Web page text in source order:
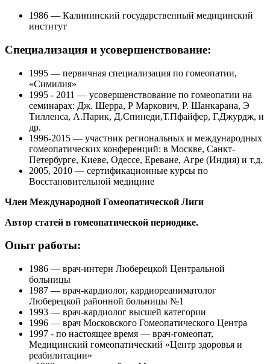
1986 — Калининский государственный медицинский
институт
Специализация и усовершенствование:
1995 — первичная специализация по гомеопатии,
«Симилия»
1995 - 2011 — усовершенствование по гомеопатии на
семинарах: Дж. Шерра, Р Маркович, Р. Шанкарана, Э
Тилленса, А.Парик, Д.Спинеди,Т.Пфайфер, Г.Джурдж, и
др.
1996-2015 — участник региональных и международных
гомеопатических конференций: в Москве, Санкт-
Петербурге, Киеве, Одессе, Ереване, Агре (Индия) и т.д.
2005, 2010 — сертификационные курсы по
Восстановительной медицине
Член Международной Гомеопатической Лиги
Автор статей в гомеопатической периодике.
Опыт работы:
1986 — врач-интерн Люберецкой Центральной
больницы
1987 — врач-кардиолог, кардиореаниматолог
Люберецкой районной больницы №1
1993 — врач-кардиолог высшей категории
1996 — врач Московского Гомеопатического Центра
1997 - по настоящее время — врач-гомеопат,
Медицинский гомеопатический «Центр здоровья и
реабилитации»